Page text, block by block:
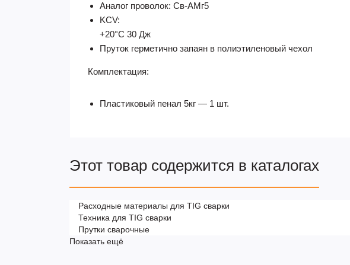
Аналог проволок: Св-АМг5
KCV:
+20°С 30 Дж
Пруток герметично запаян в полиэтиленовый чехол
Комплектация:
Пластиковый пенал 5кг — 1 шт.
Этот товар содержится в каталогах
Расходные материалы для TIG сварки
Техника для TIG сварки
Прутки сварочные
Показать ещё